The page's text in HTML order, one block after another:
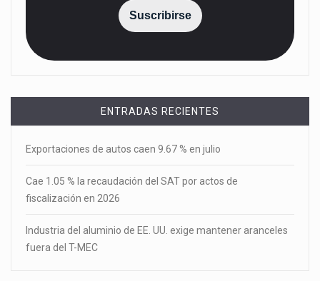
Suscribirse
ENTRADAS RECIENTES
Exportaciones de autos caen 9.67 % en julio
Cae 1.05 % la recaudación del SAT por actos de
fiscalización en 2026
Industria del aluminio de EE. UU. exige mantener aranceles
fuera del T-MEC